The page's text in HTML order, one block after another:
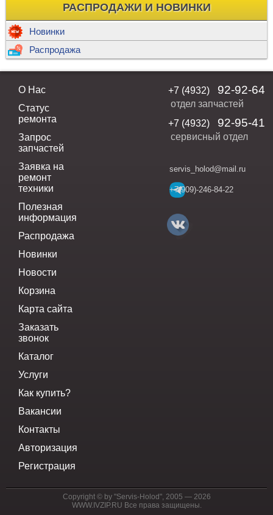
РАСПРОДАЖИ И НОВИНКИ
Новинки
Распродажа
О Нас
Статус
ремонта
Запрос
запчастей
Заявка на
ремонт
техники
Полезная
информация
Распродажа
Новинки
Новости
Корзина
Карта сайта
Заказать
звонок
Каталог
Услуги
Как купить?
Вакансии
Контакты
Авторизация
Регистрация
+7 (4932) 92-92-64
отдел запчастей
+7 (4932)
92-95-41
сервисный отдел
servis_holod@mail.ru
+7(909)-246-84-22
Copyright © by "Servis-Holod", 2005 — 2026
WWW.IVZIP.RU Все права защищены.